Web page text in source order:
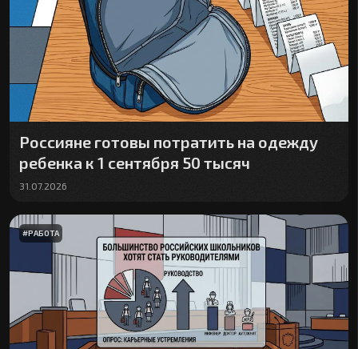
Россияне готовы потратить на одежду
ребенка к 1 сентября 50 тысяч
31.07.2026
#РАБОТА